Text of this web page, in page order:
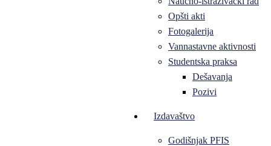
Opšti akti
Fotogalerija
Vannastavne aktivnosti
Studentska praksa
Dešavanja
Pozivi
Izdavaštvo
Godišnjak PFIS